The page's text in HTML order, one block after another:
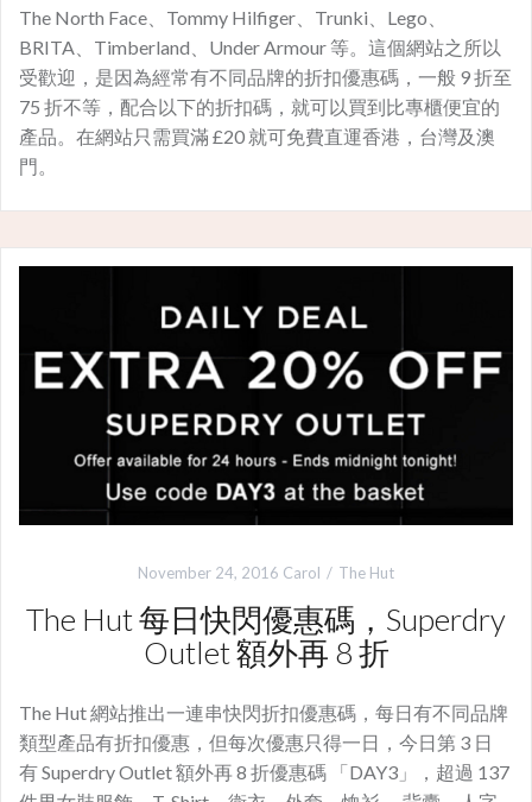
The North Face、Tommy Hilfiger、Trunki、Lego、
BRITA、Timberland、Under Armour 等。這個網站之所以
受歡迎，是因為經常有不同品牌的折扣優惠碼，一般 9 折至
75 折不等，配合以下的折扣碼，就可以買到比專櫃便宜的
產品。在網站只需買滿 £20 就可免費直運香港，台灣及澳
門。
November 24, 2016 Carol The Hut
The Hut 每日快閃優惠碼，Superdry
Outlet 額外再 8 折
The Hut 網站推出一連串快閃折扣優惠碼，每日有不同品牌
類型產品有折扣優惠，但每次優惠只得一日，今日第 3 日
有 Superdry Outlet 額外再 8 折優惠碼 「DAY3」，超過 137